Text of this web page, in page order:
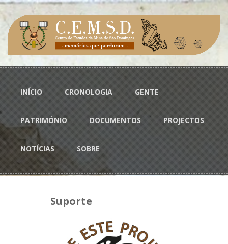
Passar para o conteúdo principal
Menu principal
INÍCIO CRONOLOGIA GENTE
PATRIMÓNIO DOCUMENTOS PROJECTOS
NOTÍCIAS SOBRE
Suporte